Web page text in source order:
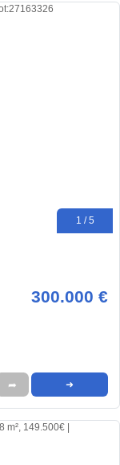
1 / 5
300.000 €
➦ ➜